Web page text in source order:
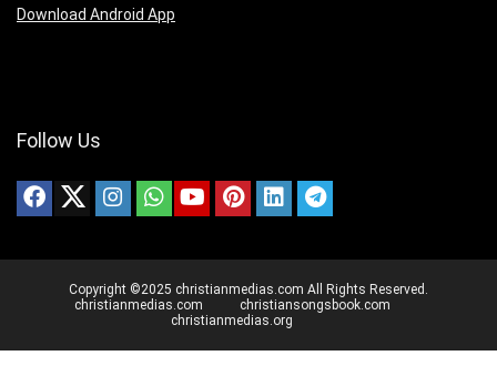
Download Android App
Follow Us
Copyright ©2025 christianmedias.com All Rights Reserved.
christianmedias.com
christiansongsbook.com
christianmedias.org